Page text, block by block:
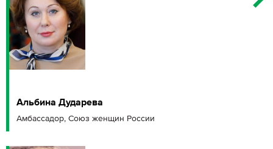
Альбина Дударева
Амбассадор, Союз женщин России